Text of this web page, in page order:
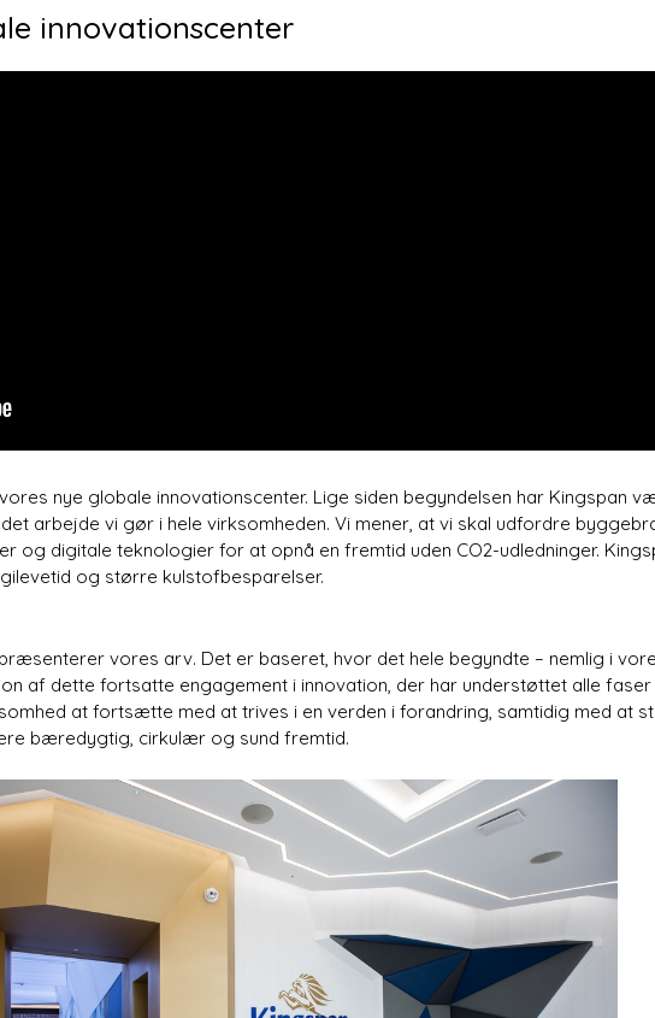
innovationscenter
nye globale innovationscenter. Lige siden begyndelsen har Kingspan
arbejde vi gør i hele virksomheden. Vi mener, at vi skal udfordre
og digitale teknologier for at opnå en fremtid uden CO2-udledninger.
og større kulstofbesparelser.
vores arv. Det er baseret, hvor det hele begyndte – nemlig i
af dette fortsatte engagement i innovation, der har understøttet alle
at fortsætte med at trives i en verden i forandring, samtidig med at
bæredygtig, cirkulær og sund fremtid.